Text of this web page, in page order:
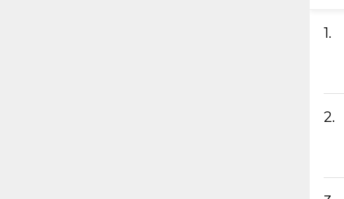
1.
2.